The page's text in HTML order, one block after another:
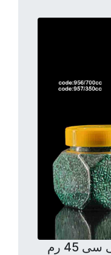
جار کندو چیده 700 سی سی 45 رم